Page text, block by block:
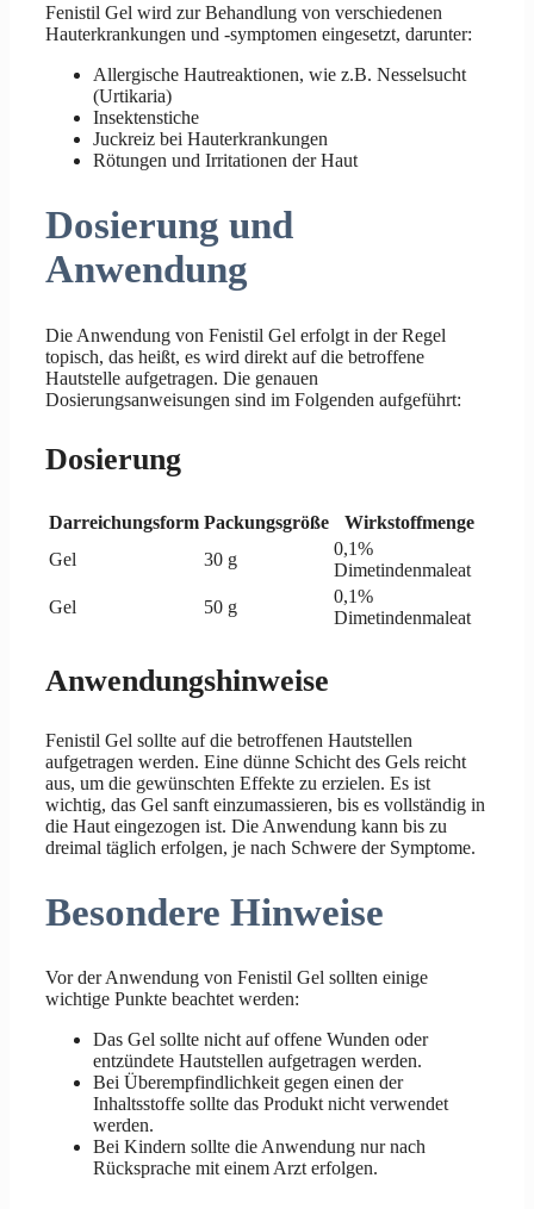
Fenistil Gel wird zur Behandlung von verschiedenen
Hauterkrankungen und -symptomen eingesetzt, darunter:
Allergische Hautreaktionen, wie z.B. Nesselsucht
(Urtikaria)
Insektenstiche
Juckreiz bei Hauterkrankungen
Rötungen und Irritationen der Haut
Dosierung und
Anwendung
Die Anwendung von Fenistil Gel erfolgt in der Regel
topisch, das heißt, es wird direkt auf die betroffene
Hautstelle aufgetragen. Die genauen
Dosierungsanweisungen sind im Folgenden aufgeführt:
Dosierung
Darreichungsform Packungsgröße
Wirkstoffmenge
Gel
30 g
0,1%
Dimetindenmaleat
Gel
50 g
0,1%
Dimetindenmaleat
Anwendungshinweise
Fenistil Gel sollte auf die betroffenen Hautstellen
aufgetragen werden. Eine dünne Schicht des Gels reicht
aus, um die gewünschten Effekte zu erzielen. Es ist
wichtig, das Gel sanft einzumassieren, bis es vollständig in
die Haut eingezogen ist. Die Anwendung kann bis zu
dreimal täglich erfolgen, je nach Schwere der Symptome.
Besondere Hinweise
Vor der Anwendung von Fenistil Gel sollten einige
wichtige Punkte beachtet werden:
Das Gel sollte nicht auf offene Wunden oder
entzündete Hautstellen aufgetragen werden.
Bei Überempfindlichkeit gegen einen der
Inhaltsstoffe sollte das Produkt nicht verwendet
werden.
Bei Kindern sollte die Anwendung nur nach
Rücksprache mit einem Arzt erfolgen.